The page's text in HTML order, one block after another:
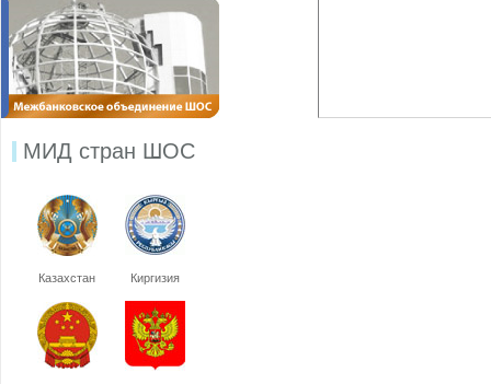
МИД стран ШОС
Казахстан Киргизия